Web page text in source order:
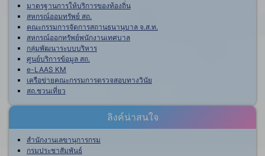
มาตรฐานการให้บริการของท้องถิ่น
สหกรณ์ออมทรัพย์ สถ.
คณะกรรมการจัดการสถานธนานุบาล จ.ส.ท.
สหกรณ์ออกทรัพย์พนักงานเทศบาล
กลุ่มพัฒนาระบบบริหาร
ศูนย์บริการข้อมูล สถ.
e-LAAS KM
เครือข่ายคณะกรรมการตรวจสอบทางวินัย
สถ.ชวนเที่ยว
ลิงค์น่าสนใจ
สำนักงานเลขานุการกรม
กรมประชาสัมพันธ์